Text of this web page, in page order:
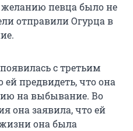
певца было не
отправили Огурца в
с третьим
ей предвидеть, что она
на выбывание. Во
она заявила, что ей
она была